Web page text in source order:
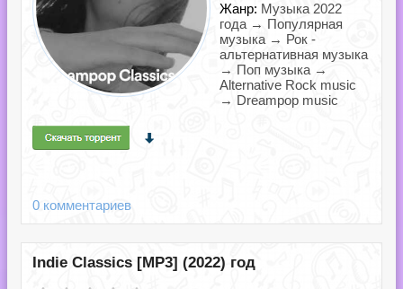
Жанр: Музыка 2022
года → Популярная
музыка → Рок -
альтернативная музыка
→ Поп музыка →
Alternative Rock music
→ Dreampop music
0 комментариев
Indie Classics [MP3] (2022) год